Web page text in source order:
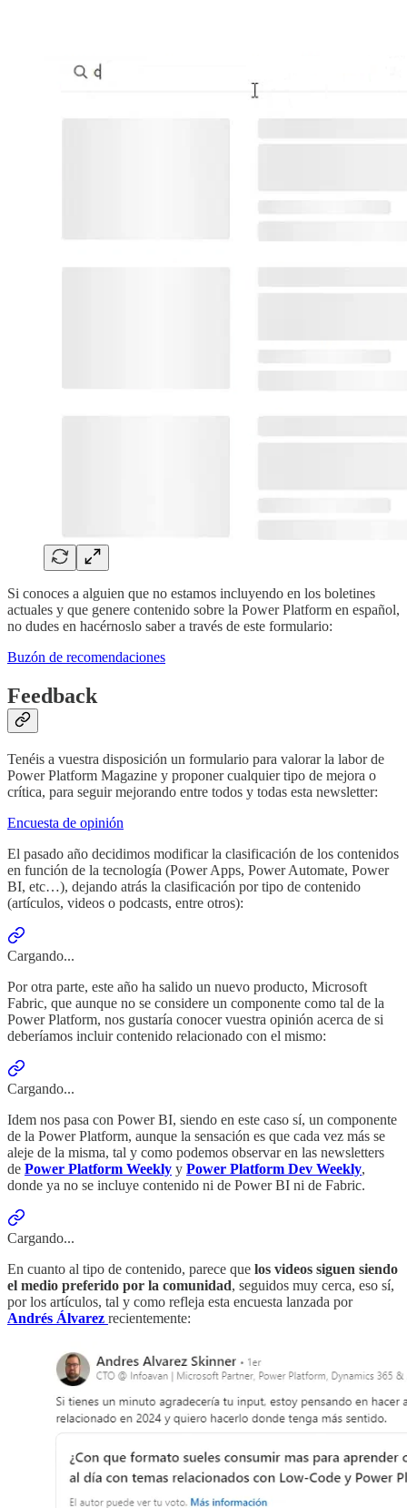
Si conoces a alguien que no estamos incluyendo en los boletines
actuales y que genere contenido sobre la Power Platform en español,
no dudes en hacérnoslo saber a través de este formulario:
Buzón de recomendaciones
Feedback
Tenéis a vuestra disposición un formulario para valorar la labor de
Power Platform Magazine y proponer cualquier tipo de mejora o
crítica, para seguir mejorando entre todos y todas esta newsletter:
Encuesta de opinión
El pasado año decidimos modificar la clasificación de los contenidos
en función de la tecnología (Power Apps, Power Automate, Power
BI, etc…), dejando atrás la clasificación por tipo de contenido
(artículos, videos o podcasts, entre otros):
Cargando...
Por otra parte, este año ha salido un nuevo producto, Microsoft
Fabric, que aunque no se considere un componente como tal de la
Power Platform, nos gustaría conocer vuestra opinión acerca de si
deberíamos incluir contenido relacionado con el mismo:
Cargando...
Idem nos pasa con Power BI, siendo en este caso sí, un componente
de la Power Platform, aunque la sensación es que cada vez más se
aleje de la misma, tal y como podemos observar en las newsletters
de Power Platform Weekly y Power Platform Dev Weekly,
donde ya no se incluye contenido ni de Power BI ni de Fabric.
Cargando...
En cuanto al tipo de contenido, parece que los videos siguen siendo
el medio preferido por la comunidad, seguidos muy cerca, eso sí,
por los artículos, tal y como refleja esta encuesta lanzada por
Andrés Álvarez recientemente: